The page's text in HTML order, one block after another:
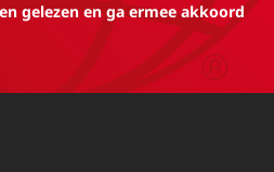
gelezen en ga ermee akkoord